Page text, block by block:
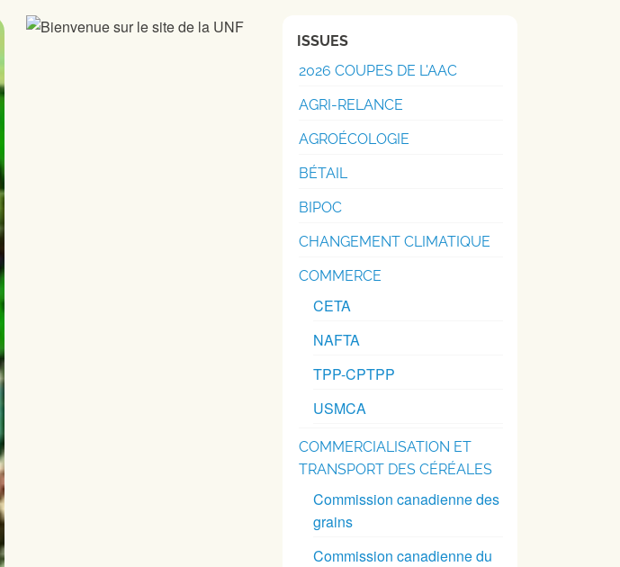
ISSUES
2026 COUPES DE L'AAC
AGRI-RELANCE
AGROÉCOLOGIE
BÉTAIL
BIPOC
CHANGEMENT CLIMATIQUE
COMMERCE
CETA
NAFTA
TPP-CPTPP
USMCA
COMMERCIALISATION ET
TRANSPORT DES CÉRÉALES
Commission canadienne des
grains
Commission canadienne du